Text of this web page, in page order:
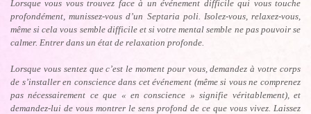
Lorsque vous vous trouvez face à un événement difficile qui vous touche
profondément, munissez-vous d’un Septaria poli. Isolez-vous, relaxez-vous,
même si cela vous semble difficile et si votre mental semble ne pas pouvoir se
calmer. Entrer dans un état de relaxation profonde.
Lorsque vous sentez que c’est le moment pour vous, demandez à votre corps
de s’installer en conscience dans cet événement (même si vous ne comprenez
pas nécessairement ce que « en conscience » signifie véritablement), et
demandez-lui de vous montrer le sens profond de ce que vous vivez. Laissez